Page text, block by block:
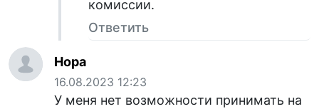
комиссии.
Ответить
Нора
16.08.2023 12:23
У меня нет возможности принимать на